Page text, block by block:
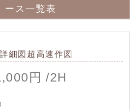
ース一覧表
細図超高速作図
円 /2H